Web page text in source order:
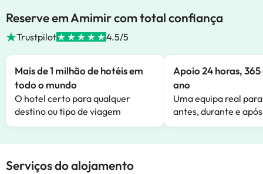
Reserve em Amimir com total confiança
Trustpilot 4.5/5
Mais de 1 milhão de hotéis em
todo o mundo
O hotel certo para qualquer
destino ou tipo de viagem
Apoio 24 horas,
ano
Uma equipa real
antes, durante e
Serviços do alojamento